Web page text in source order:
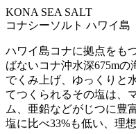
KONA SEA SALT
コナシーソルト ハワイ島
ハワイ島コナに拠点をも
ばないコナ沖水深675m
でくみ上げ、ゆっくりと
てつくられるその塩は、
ム、亜鉛などがじつに豊
塩に比べ33%も低い、理